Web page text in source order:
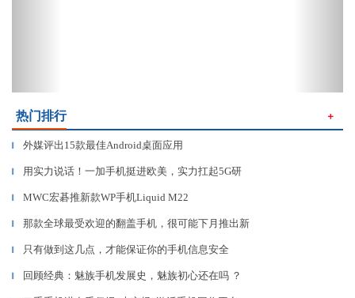
热门排行 ＋
▎ 外媒评出15款最佳Android桌面应用
▎ 用实力说话！一加手机挺进欧美，实力扛起5G研
▎ MWC宏碁推新款WP手机Liquid M22
▎ 那款全球最受欢迎的翻盖手机，很可能下月推出新
▎ 只有做到这几点，才能保证你的手机信息安全
▎ 回顾经典：魅族手机发展史，魅族初心还在吗 ？